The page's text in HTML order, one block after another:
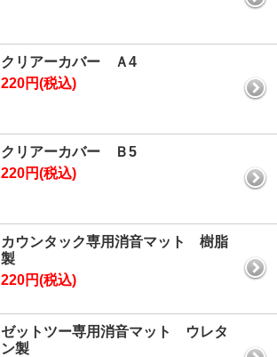
クリアーカバー Ａ4
220円(税込)
クリアーカバー Ｂ5
220円(税込)
カウンタック専用消音マット 樹脂
製
220円(税込)
ゼットツー専用消音マット ウレタ
ン製